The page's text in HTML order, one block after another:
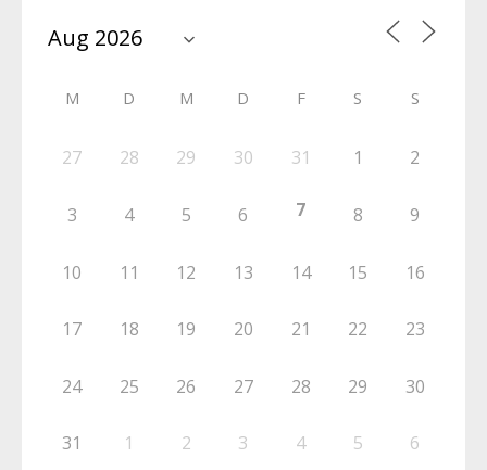
M D M D F S S
27 28 29 30 31 1 2
3 4 5 6 7 8 9
10 11 12 13 14 15 16
17 18 19 20 21 22 23
24 25 26 27 28 29 30
31 1 2 3 4 5 6